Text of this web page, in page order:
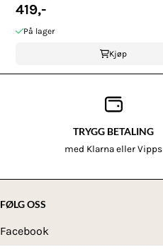
419,-
På lager
Kjøp
TRYGG BETALING
med Klarna eller Vipps
FØLG OSS
Facebook